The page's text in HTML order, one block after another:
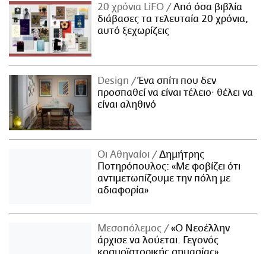
20 χρόνια LiFO
Από όσα βιβλία
διάβασες τα τελευταία 20 χρόνια,
αυτό ξεχωρίζεις
Design
Ένα σπίτι που δεν
προσπαθεί να είναι τέλειο· θέλει να
είναι αληθινό
Οι Αθηναίοι
Δημήτρης
Ποτηρόπουλος: «Με φοβίζει ότι
αντιμετωπίζουμε την πόλη με
αδιαφορία»
Μεσοπόλεμος
«Ο Νεοέλλην
άρχισε να λούεται. Γεγονός